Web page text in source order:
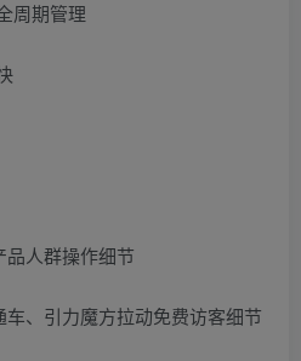
周期管理
人群操作细节
、引力魔方拉动免费访客细节